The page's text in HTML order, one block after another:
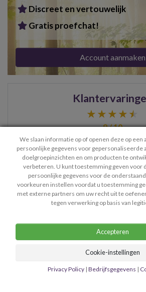
Discreet en vertouwelijk
Gratis proefchat!
Account aanmaken
9 / 10
Een erg goed gevoel aan ons gesprek
omdat er dingen naar voren
niet konden we…-
> Bekijk meer
Privacy Policy
We slaan informatie op of openen deze op een
persoonlijke gegevens voor gepersonaliseerde
doelgroepinzichten en om producten te
verbeteren. U kunt toestemming geven voor
persoonlijke gegevens voor de
voorkeuren instellen voordat u toestemming
met externe partners om uw recht uit te
tegen verwerking op basis van
Accepteren
Cookie-instellingen
Privacy Policy | Bedrijfsgegevens |